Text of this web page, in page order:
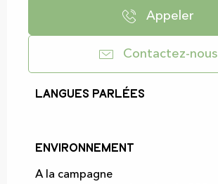
Appeler
Contactez-nous
Langues parlées
Langues parlées
Environnement
Environnement
A la campagne